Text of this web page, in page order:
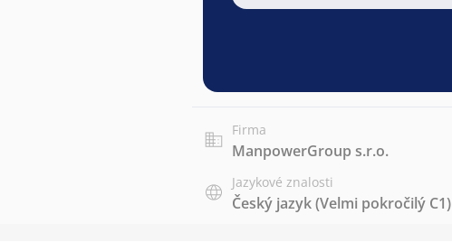
Firma
ManpowerGroup s.r.o.
Jazykové znalosti
Český jazyk(Velmi pokročilý C1)